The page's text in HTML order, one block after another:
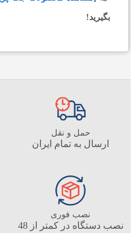
بگیرید!
حمل و نقل
ارسال به تمام ایران
نصب فوری
نصب دستگاه در کمتر از 48